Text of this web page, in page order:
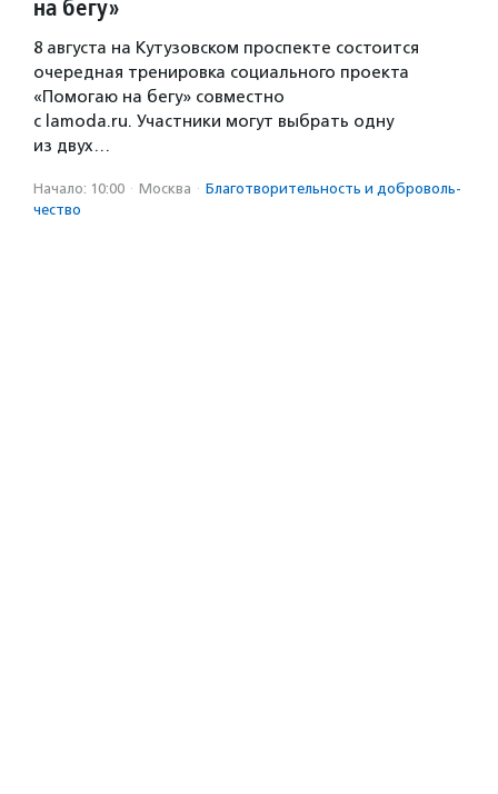
на бегу»
8 августа на Кутузовском проспекте состоится
очередная тренировка социального проекта
«Помогаю на бегу» совместно
с lamoda.ru. Участники могут выбрать одну
из двух…
Начало: 10:00 · Москва · Благотвори­тель­ность и доброволь­
чест­во